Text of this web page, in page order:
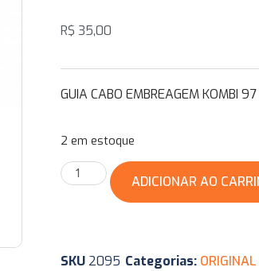
R$ 35,00
GUIA CABO EMBREAGEM KOMBI
2 em estoque
ADICIONAR AO
SKU 2095 Categorias: